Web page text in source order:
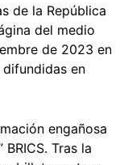
de la República
del medio
de 2023 en
en
engañosa
Tras la